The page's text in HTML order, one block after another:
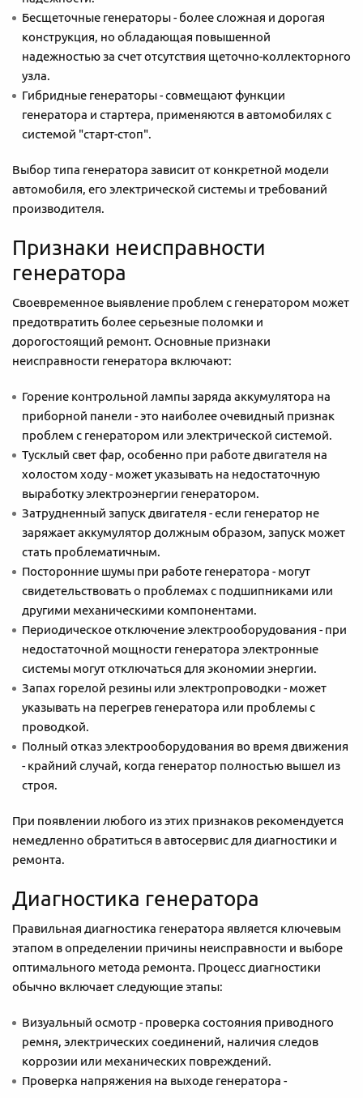
Бесщеточные генераторы - более сложная и дорогая
конструкция, но обладающая повышенной
надежностью за счет отсутствия щеточно-коллекторного
узла.
Гибридные генераторы - совмещают функции
генератора и стартера, применяются в автомобилях с
системой "старт-стоп".
Выбор типа генератора зависит от конкретной модели
автомобиля, его электрической системы и требований
производителя.
Признаки неисправности
генератора
Своевременное выявление проблем с генератором может
предотвратить более серьезные поломки и
дорогостоящий ремонт. Основные признаки
неисправности генератора включают:
Горение контрольной лампы заряда аккумулятора на
приборной панели - это наиболее очевидный признак
проблем с генератором или электрической системой.
Тусклый свет фар, особенно при работе двигателя на
холостом ходу - может указывать на недостаточную
выработку электроэнергии генератором.
Затрудненный запуск двигателя - если генератор не
заряжает аккумулятор должным образом, запуск может
стать проблематичным.
Посторонние шумы при работе генератора - могут
свидетельствовать о проблемах с подшипниками или
другими механическими компонентами.
Периодическое отключение электрооборудования - при
недостаточной мощности генератора электронные
системы могут отключаться для экономии энергии.
Запах горелой резины или электропроводки - может
указывать на перегрев генератора или проблемы с
проводкой.
Полный отказ электрооборудования во время движения
- крайний случай, когда генератор полностью вышел из
строя.
При появлении любого из этих признаков рекомендуется
немедленно обратиться в автосервис для диагностики и
ремонта.
Диагностика генератора
Правильная диагностика генератора является ключевым
этапом в определении причины неисправности и выборе
оптимального метода ремонта. Процесс диагностики
обычно включает следующие этапы:
Визуальный осмотр - проверка состояния приводного
ремня, электрических соединений, наличия следов
коррозии или механических повреждений.
Проверка напряжения на выходе генератора -